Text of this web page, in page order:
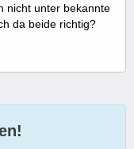
nicht unter bekannte
da beide richtig?